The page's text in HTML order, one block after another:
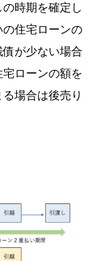
時期を確定し
住宅ローンの
が少ない場合
ローンの額を
場合は後売り